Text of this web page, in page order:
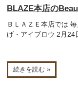
BLAZE本店の
ＢＬＡＺＥ本店では
げ・アイブロウ 2月24
続きを読む »